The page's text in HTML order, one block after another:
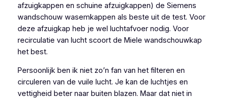
afzuigkappen en schuine afzuigkappen) de Siemens
wandschouw wasemkappen als beste uit de test. Voor
deze afzuigkap heb je wel luchtafvoer nodig. Voor
recirculatie van lucht scoort de Miele wandschouwkap
het best.
Persoonlijk ben ik niet zo’n fan van het filteren en
circuleren van de vuile lucht. Je kan de luchtjes en
vettigheid beter naar buiten blazen. Maar dat niet in